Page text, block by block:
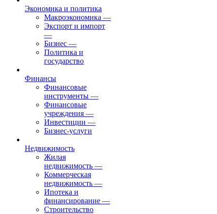
Экономика и политика
Макроэкономика —
Экспорт и импорт
—
Бизнес —
Политика и
государство
Финансы
Финансовые
инструменты —
Финансовые
учреждения —
Инвестиции —
Бизнес-услуги
Недвижимость
Жилая
недвижимость —
Коммерческая
недвижимость —
Ипотека и
финансирование —
Строительство